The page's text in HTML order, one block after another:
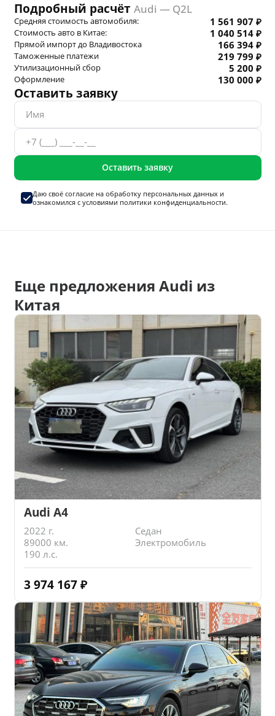
Подробный расчёт Audi — Q2L
Средняя стоимость автомобиля: 1 561 907 ₽
Стоимость авто в Китае: 1 040 514 ₽
Прямой импорт до Владивостока 166 394 ₽
Таможенные платежи 219 799 ₽
Утилизационный сбор 5 200 ₽
Оформление 130 000 ₽
Оставить заявку
Оставить заявку
Даю своё согласие на обработку персональных данныхи
ознакомился с условиями политики конфиденциальности.
Еще предложения Audi из
Китая
Audi A4
2022 г.
Седан
89000 км.
Электромобиль
190 л.с.
3 974 167 ₽